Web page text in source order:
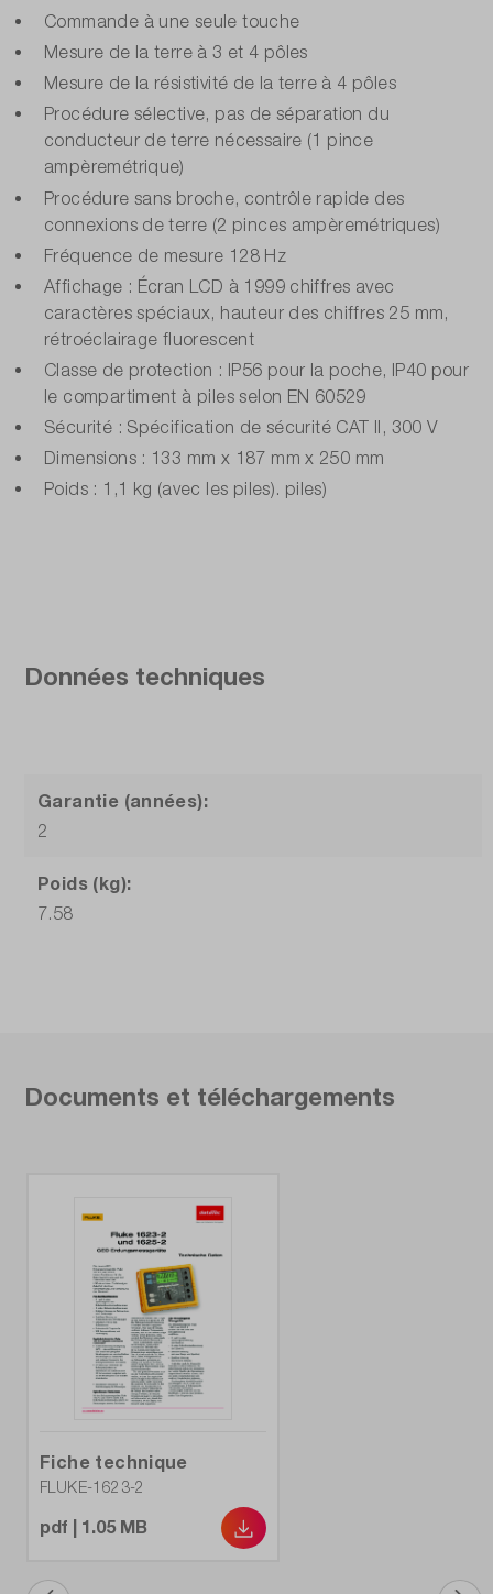
Commande à une seule touche
Mesure de la terre à 3 et 4 pôles
Mesure de la résistivité de la terre à 4 pôles
Procédure sélective, pas de séparation du
conducteur de terre nécessaire (1 pince
ampèremétrique)
Procédure sans broche, contrôle rapide des
connexions de terre (2 pinces ampèremétriques)
Fréquence de mesure 128 Hz
Affichage : Écran LCD à 1999 chiffres avec
caractères spéciaux, hauteur des chiffres 25 mm,
rétroéclairage fluorescent
Classe de protection : IP56 pour la poche, IP40 pour
le compartiment à piles selon EN 60529
Sécurité : Spécification de sécurité CAT II, 300 V
Dimensions : 133 mm x 187 mm x 250 mm
Poids : 1,1 kg (avec les piles). piles)
Données techniques
Garantie (années):
2
Poids (kg):
7.58
Documents et téléchargements
Fiche technique
FLUKE-1623-2
pdf | 1.05 MB